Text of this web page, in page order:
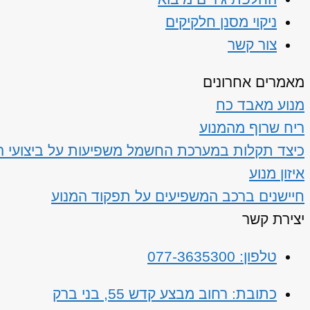
ניקוי מסנן חלקיקים
צור קשר
מאמרים אחרונים
מנוע מאבד כח
ריח שרוף מהמנוע
כיצד תקלות במערכת החשמל משפיעות על ביצועי
איזון מנוע
חיישנים ברכב המשפיעים על תפקוד המנוע
יצירת קשר
טלפון: 077-3635300
כתובת: רחוב מבצע קדש 55, בני ברק